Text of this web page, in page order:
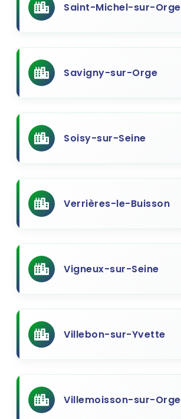
Saint-Michel-sur-Orge
Savigny-sur-Orge
Soisy-sur-Seine
Verrières-le-Buisson
Vigneux-sur-Seine
Villebon-sur-Yvette
Villemoisson-sur-Orge